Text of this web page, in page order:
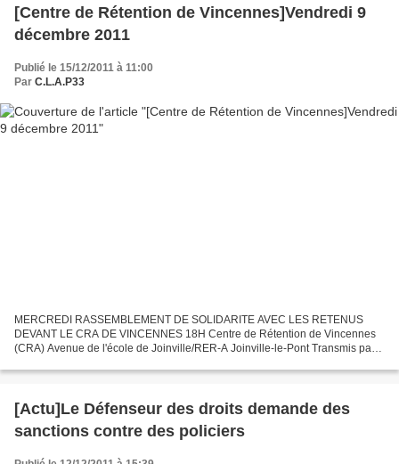
[Centre de Rétention de Vincennes]Vendredi 9
décembre 2011
Publié le 15/12/2011 à 11:00
Par C.L.A.P33
MERCREDI RASSEMBLEMENT DE SOLIDARITE AVEC LES RETENUS
DEVANT LE CRA DE VINCENNES 18H Centre de Rétention de Vincennes
(CRA) Avenue de l'école de Joinville/RER-A Joinville-le-Pont Transmis par
[Actu]Le Défenseur des droits demande des
sanctions contre des policiers